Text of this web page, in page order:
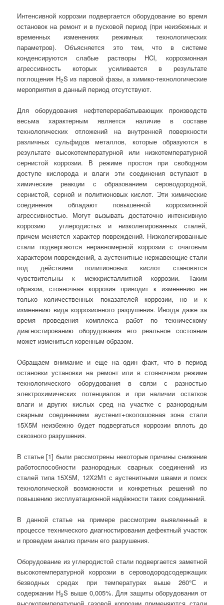
Интенсивной коррозии подвергается оборудование во время
остановок на ремонт и в пусковой период (при неизбежных и
временных изменениях режимных технологических
параметров). Объясняется это тем, что в системе
конденсируются слабые растворы HCl, коррозионная
агрессивность которых усиливается в результате
поглощения Н2S из паровой фазы, а химико-технологические
мероприятия в данный период отсутствуют.
Для оборудования нефтеперерабатывающих производств
весьма характерным является наличие в составе
технологических отложений на внутренней поверхности
различных сульфидов металлов, которые образуются в
результате высокотемпературной или низкотемпературной
сернистой коррозии. В режиме простоя при свободном
доступе кислорода и влаги эти соединения вступают в
химические реакции с образованием сероводородной,
сернистой, серной и политионовых кислот. Эти химические
соединения обладают повышенной коррозионной
агрессивностью. Могут вызывать достаточно интенсивную
коррозию углеродистых и низколегированных сталей,
причем меняется характер повреждений. Низколегированные
стали подвергаются неравномерной коррозии с очаговым
характером повреждений, а аустенитные нержавеющие стали
под действием политионовых кислот становятся
чувствительны к межкристаллитной коррозии. Таким
образом, стояночная коррозия приводит к изменению не
только количественных показателей коррозии, но и к
изменению вида коррозионного разрушения. Иногда даже за
время проведения комплекса работ по техническому
диагностированию оборудования его реальное состояние
может измениться коренным образом.
Обращаем внимание и еще на один факт, что в период
остановки установки на ремонт или в стояночном режиме
технологического оборудования в связи с разностью
электрохимических потенциалов и при наличии остатков
влаги и других кислых сред на участке с разнородным
сварным соединением аустенит+околошовная зона стали
15Х5М неизбежно будет подвергаться коррозии вплоть до
сквозного разрушения.
В статье [1] были рассмотрены некоторые причины снижение
работоспособности разнородных сварных соединений из
сталей типа 15Х5М, 12Х2М1 с аустенитными швами и поиск
технологической возможности и конкретных решений по
повышению эксплуатационной надёжности таких соединений.
В данной статье на примере рассмотрим выявленный в
процессе технического диагностирования дефектный участок
и проведем анализ причин его разрушения.
Оборудование из углеродистой стали подвергается заметной
высокотемпературной коррозии в сероводородсодержащих
безводных средах при температурах выше 260°С и
содержании H2S выше 0,005%. Для защиты оборудования от